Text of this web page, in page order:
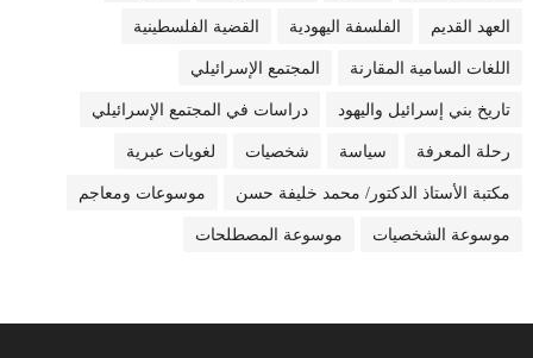
العهد القديم الفلسفة اليهودية القضية الفلسطينية
اللغات السامية المقارنة المجتمع الإسرائيلي
تاريخ بني إسرائيل واليهود دراسات في المجتمع الإسرائيلي
رحلة المعرفة سياسة شخصيات لغويات عبرية
مكتبة الأستاذ الدكتور/ محمد خليفة حسن موسوعات ومعاجم
موسوعة الشخصيات موسوعة المصطلحات